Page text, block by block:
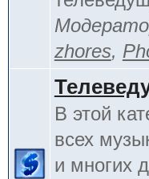
zhores,
В этой
всех
и многих